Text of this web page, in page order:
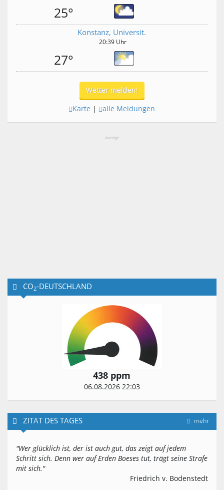
25°
Konstanz, Universit.
20:39 Uhr
27°
Wetter melden!
Karte | alle Meldungen
Anzeige
CO2-DEUTSCHLAND
438 ppm
06.08.2026 22:03
mehr
ZITAT DES TAGES
"Wer glücklich ist, der ist auch gut, das zeigt auf jedem
Schritt sich. Denn wer auf Erden Boeses tut, trägt seine Strafe
mit sich."
Friedrich v. Bodenstedt